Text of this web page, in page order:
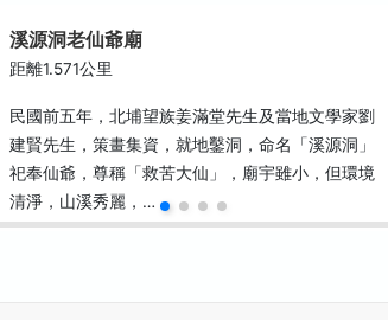
溪源洞老仙爺廟
距離1.571公里
民國前五年，北埔望族姜滿堂先生及當地文學家劉
建賢先生，策畫集資，就地鑿洞，命名「溪源洞」
祀奉仙爺，尊稱「救苦大仙」，廟宇雖小，但環境
清淨，山溪秀麗，…